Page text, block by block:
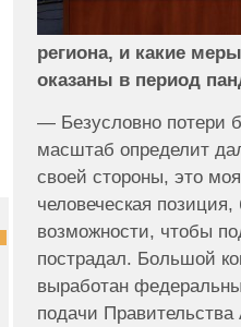
региона, и какие
оказаны в период
— Безусловно потери
масштаб определит
своей стороны, это
человеческая
возможности, чтобы
пострадал. Большой
выработан
подачи